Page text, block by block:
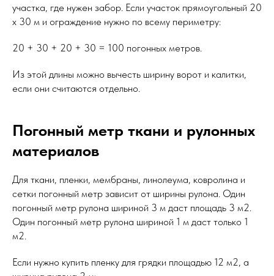
участка, где нужен забор. Если участок прямоугольный 20
x 30 м и ограждение нужно по всему периметру:
20 + 30 + 20 + 30 = 100 погонных метров.
Из этой длины можно вычесть ширину ворот и калитки,
если они считаются отдельно.
Погонный метр ткани и рулонных
материалов
Для ткани, пленки, мембраны, линолеума, ковролина и
сетки погонный метр зависит от ширины рулона. Один
погонный метр рулона шириной 3 м даст площадь 3 м2.
Один погонный метр рулона шириной 1 м даст только 1
м2.
Если нужно купить пленку для грядки площадью 12 м2, а